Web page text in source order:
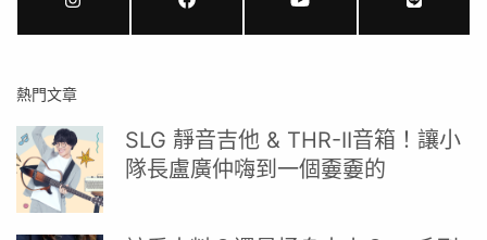
熱門文章
SLG 靜音吉他 & THR-II音箱！讓小
隊長盧廣仲嗨到一個嫑嫑的